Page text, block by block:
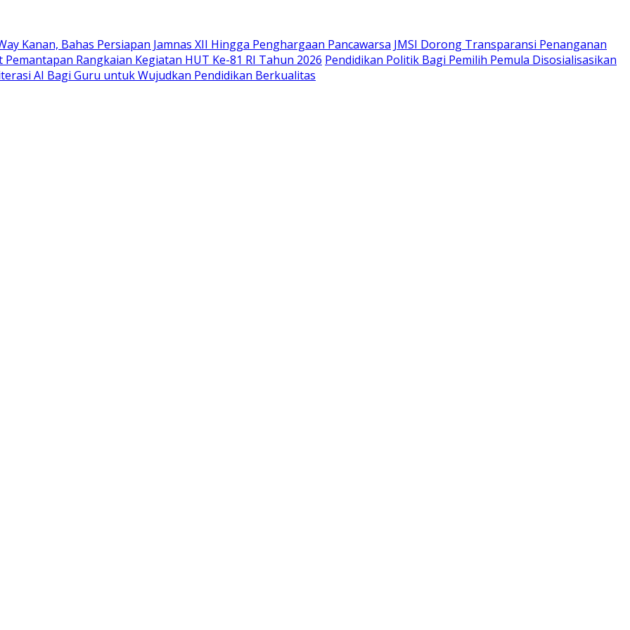
Kanan, Bahas Persiapan Jamnas XII Hingga Penghargaan Pancawarsa JMSI Dorong Transparansi Penanganan
Pemantapan Rangkaian Kegiatan HUT Ke-81 RI Tahun 2026 Pendidikan Politik Bagi Pemilih Pemula Disosialisasikan
AI Bagi Guru untuk Wujudkan Pendidikan Berkualitas